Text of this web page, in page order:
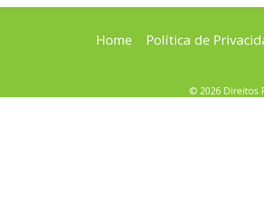
Home Política de
© 2026 Direitos